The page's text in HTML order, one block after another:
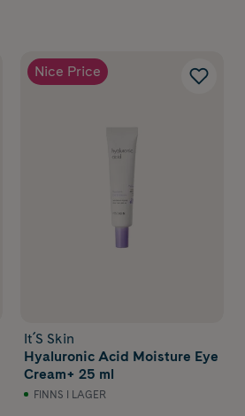
Nice Price
It´S Skin
Hyaluronic Acid Moisture Eye
Cream+ 25 ml
FINNS I LAGER